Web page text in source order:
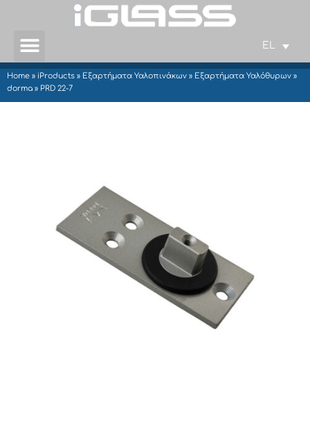
EL
Home » iProducts » Εξαρτήματα Υαλοπινάκων » Εξαρτήματα Υαλόθυρων »
dorma » PRD 22-7